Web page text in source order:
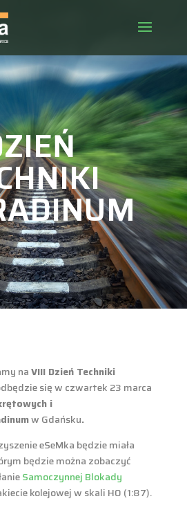
naVIII Dzień Techniki
się w czwartek 23 marca
i
w Gdańsku.
eSeMka będzie miała
będzie można zobaczyć
Samoczynnej Blokady
kolejowej w skali H0 (1:87).